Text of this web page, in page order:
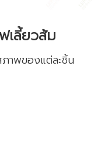
เลี้ยวส้ม
าพของแต่ละชิ้น